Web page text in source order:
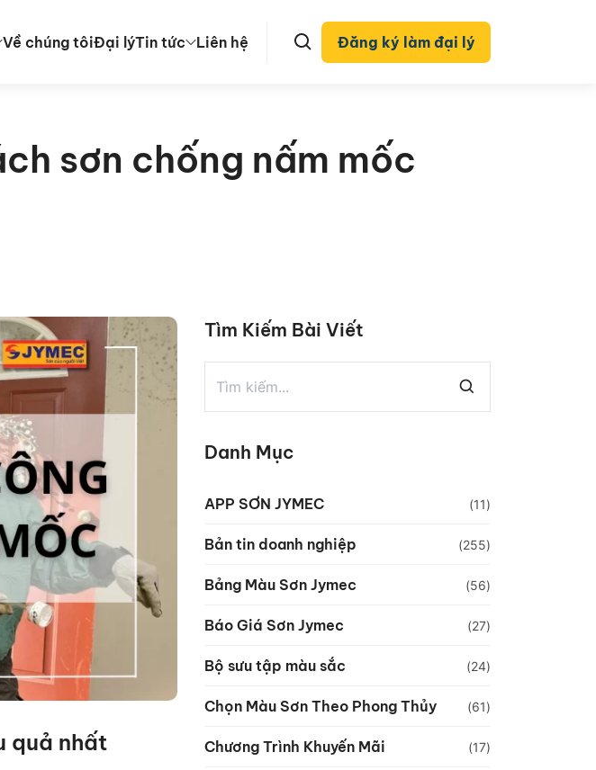
Về chúng tôiĐại lýTin tức Liên hệ Đăng ký làm đại lý
sơn chống nấm mốc
quả nhất
Tìm Kiếm Bài Viết
Danh Mục
APP SƠN JYMEC (11)
Bản tin doanh nghiệp (255)
Bảng Màu Sơn Jymec (56)
Báo Giá Sơn Jymec (27)
Bộ sưu tập màu sắc (24)
Chọn Màu Sơn Theo Phong Thủy (61)
Chương Trình Khuyến Mãi (17)